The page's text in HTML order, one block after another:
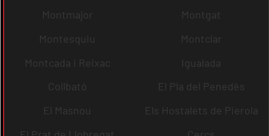
Montmajor
Montgat
Montesquiu
Montclar
Montcada i Reixac
Igualada
Collbató
El Pla del Penedès
El Masnou
Els Hostalets de Pierola